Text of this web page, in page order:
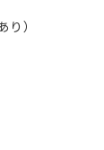
り）